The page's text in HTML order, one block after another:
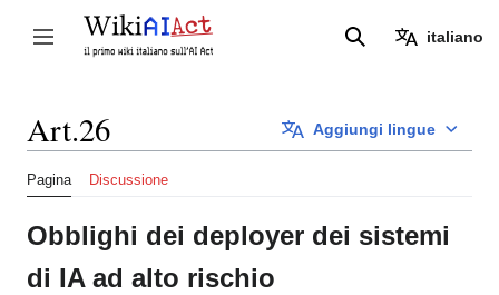
contenuto
Attiva/disattiva la barra laterale Ricerca italiano
Aggiungi lingue
Art.26
Pagina Discussione
Obblighi dei deployer dei sistemi
di IA ad alto rischio